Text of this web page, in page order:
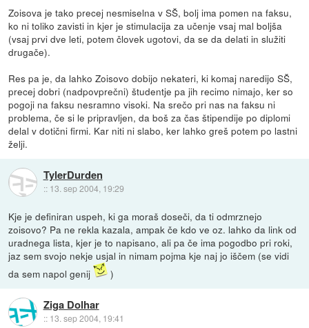
Zoisova je tako precej nesmiselna v SŠ, bolj ima pomen na faksu,
ko ni toliko zavisti in kjer je stimulacija za učenje vsaj mal boljša
(vsaj prvi dve leti, potem človek ugotovi, da se da delati in služiti
drugače).
Res pa je, da lahko Zoisovo dobijo nekateri, ki komaj naredijo SŠ,
precej dobri (nadpovprečni) študentje pa jih recimo nimajo, ker so
pogoji na faksu nesramno visoki. Na srečo pri nas na faksu ni
problema, če si le pripravljen, da boš za čas štipendije po diplomi
delal v dotični firmi. Kar niti ni slabo, ker lahko greš potem po lastni
želji.
TylerDurden
:: 13. sep 2004, 19:29
Kje je definiran uspeh, ki ga moraš doseči, da ti odmrznejo
zoisovo? Pa ne rekla kazala, ampak če kdo ve oz. lahko da link od
uradnega lista, kjer je to napisano, ali pa če ima pogodbo pri roki,
jaz sem svojo nekje usjal in nimam pojma kje naj jo iščem (se vidi
da sem napol genij
)
Ziga Dolhar
:: 13. sep 2004, 19:41